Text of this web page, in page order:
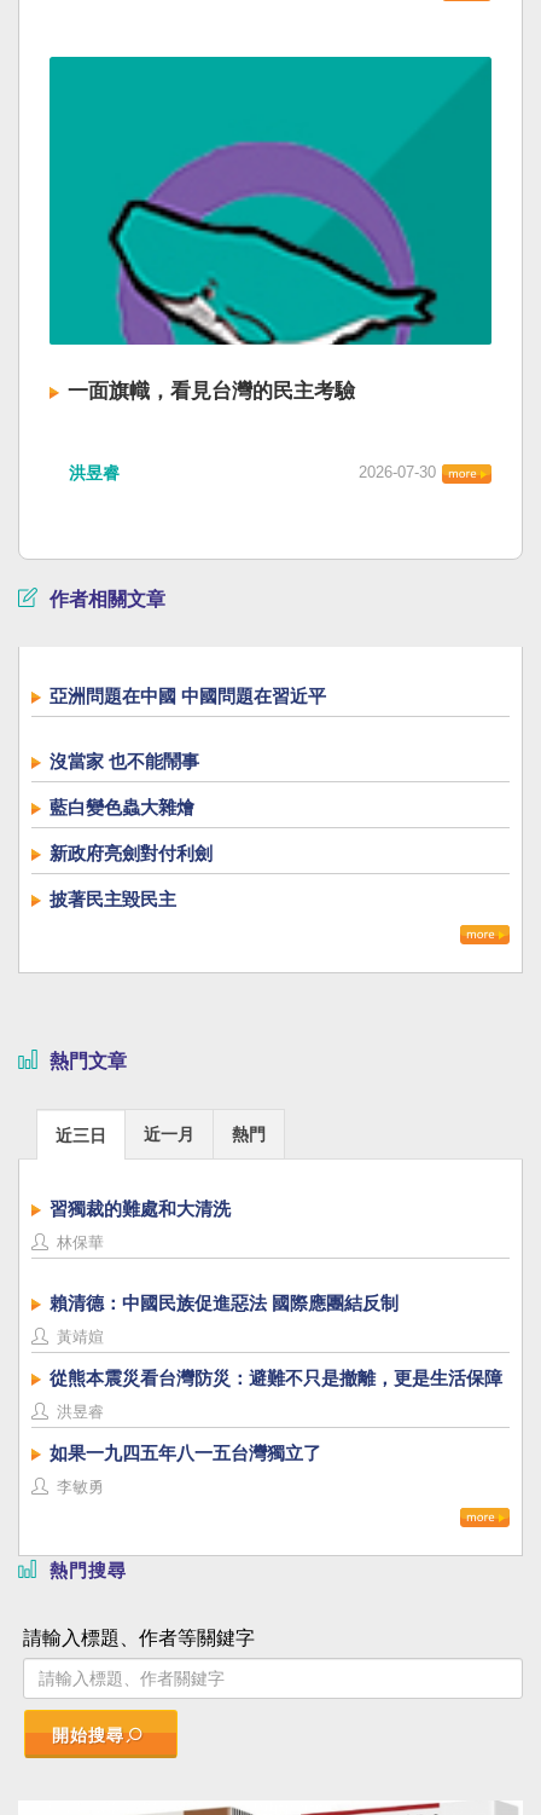
一面旗幟，看見台灣的民主考驗
洪昱睿 2026-07-30
作者相關文章
亞洲問題在中國 中國問題在習近平
沒當家 也不能鬧事
藍白變色蟲大雜燴
新政府亮劍對付利劍
披著民主毀民主
熱門文章
近三日 近一月 熱門
習獨裁的難處和大清洗
林保華
賴清德：中國民族促進惡法 國際應團結反制
黃靖媗
從熊本震災看台灣防災：避難不只是撤離，更是生活保障
洪昱睿
如果一九四五年八一五台灣獨立了
李敏勇
熱門搜尋
請輸入標題、作者等關鍵字
開始搜尋